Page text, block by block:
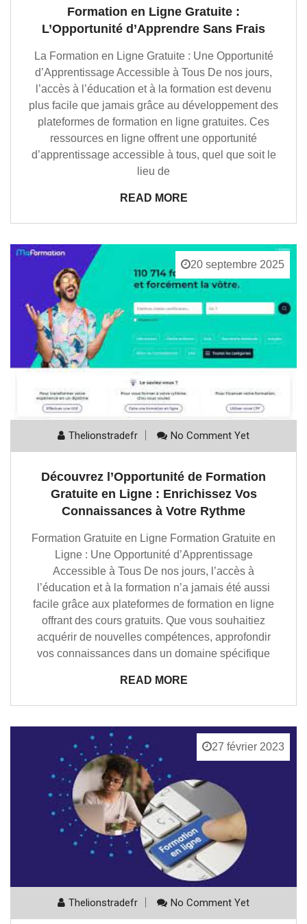
Formation en Ligne Gratuite :
L’Opportunité d’Apprendre Sans Frais
La Formation en Ligne Gratuite : Une Opportunité
d’Apprentissage Accessible à Tous De nos jours,
l’accès à l’éducation et à la formation est devenu
plus facile que jamais grâce au développement des
plateformes de formation en ligne gratuites. Ces
ressources en ligne offrent une opportunité
d’apprentissage accessible à tous, quel que soit le
lieu de
READ MORE
20 septembre 2025
Thelionstradefr No Comment Yet
Découvrez l’Opportunité de Formation
Gratuite en Ligne : Enrichissez Vos
Connaissances à Votre Rythme
Formation Gratuite en Ligne Formation Gratuite en
Ligne : Une Opportunité d’Apprentissage
Accessible à Tous De nos jours, l’accès à
l’éducation et à la formation n’a jamais été aussi
facile grâce aux plateformes de formation en ligne
offrant des cours gratuits. Que vous souhaitiez
acquérir de nouvelles compétences, approfondir
vos connaissances dans un domaine spécifique
READ MORE
27 février 2023
Thelionstradefr No Comment Yet